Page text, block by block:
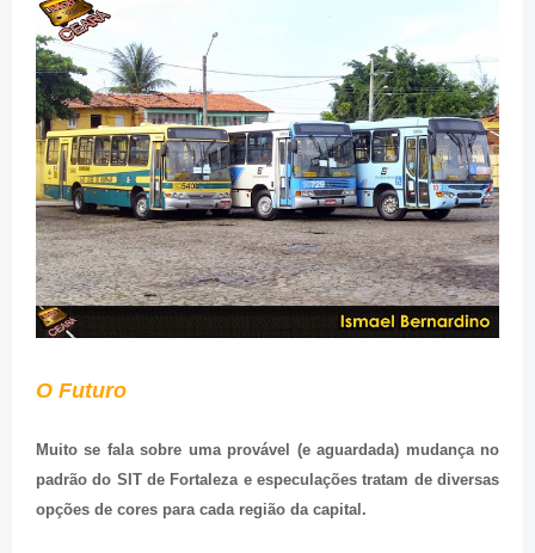
O Futuro
Muito se fala sobre uma provável (e aguardada) mudança no
padrão do SIT de Fortaleza e especulações tratam de diversas
opções de cores para cada região da capital.